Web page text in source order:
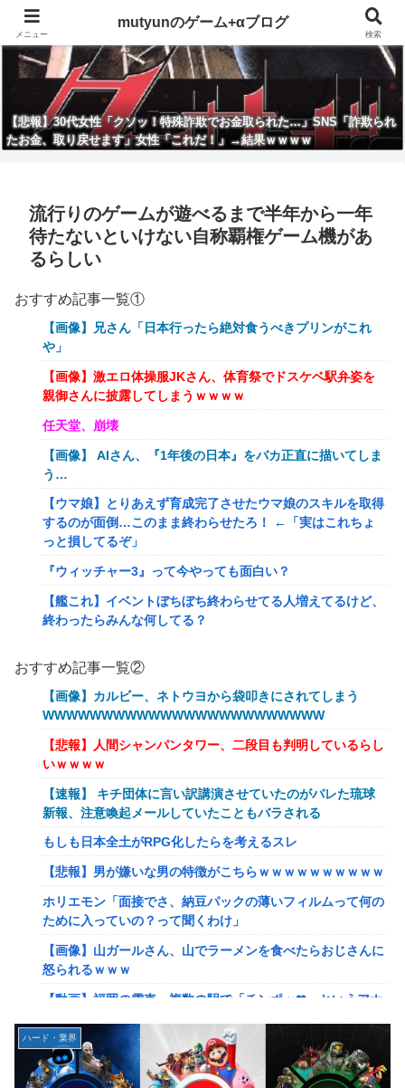
【悲報】30代女性「クソッ！特殊詐欺でお金取られた…」SNS「詐欺られ
たお金、取り戻せます」女性「これだ！」→結果ｗｗｗｗ
流行りのゲームが遊べるまで半年から一年
待たないといけない自称覇権ゲーム機があ
るらしい
おすすめ記事一覧①
【画像】兄さん「日本行ったら絶対食うべきプリンがこれ
や」
【画像】激エロ体操服JKさん、体育祭でドスケベ駅弁姿を
親御さんに披露してしまうｗｗｗｗ
任天堂、崩壊
【画像】 AIさん、『1年後の日本』をバカ正直に描いてしま
う…
【ウマ娘】とりあえず育成完了させたウマ娘のスキルを取得
するのが面倒…このまま終わらせたろ！ ←「実はこれちょ
っと損してるぞ」
『ウィッチャー3』って今やっても面白い？
【艦これ】イベントぼちぼち終わらせてる人増えてるけど、
終わったらみんな何してる？
【艦これ】けーかいじん 他
【艦これ】水着川内さん 他
洋服の青山、空調ウェアを発売ｗｗｗｗｗｗ
女「43億円注文して………キャンセルっと！」←こいつの目
的
【驚愕】マチアプで会った外国人からまさかの『こう』言わ
れたんやがこれワイ詰みか？？？？？？？
【動画】手術中に熊本地震直撃やばすぎる
避難所にベッドがない！と文句たらたらだった左派、実際に
避難所にベッドが搬入されてしまった結果……
『ドラクエの面白さのピークははがねのつるぎ買った時』←
これ
【韓日共同調査】「日本に良い印象」の韓国人54.3％ 13年
【スト6】竹内ジョン選手「どう考えても調整の時期がおか
しい。大会の真っただ中にコンセプトが変わるほどの調整、
大会が終わった後は微調整。趣旨が一貫してない」
おすすめ記事一覧②
【画像】カルビー、ネトウヨから袋叩きにされてしまう
WWWWWWWWWWWWWWWWWWWWWWWW
【悲報】人間シャンパンタワー、二段目も判明しているらし
いｗｗｗｗ
【速報】 キチ団体に言い訳講演させていたのがバレた琉球
新報、注意喚起メールしていたこともバラされる
もしも日本全土がRPG化したらを考えるスレ
【悲報】男が嫌いな男の特徴がこちらｗｗｗｗｗｗｗｗｗｗ
ホリエモン「面接でさ、納豆パックの薄いフィルムって何の
ために入っていの？って聞くわけ」
【画像】山ガールさん、山でラーメンを食べたらおじさんに
怒られるｗｗｗ
【動画】福岡の電車、複数の駅で「チンポッ❤」というアナ
【悲報】ショートスリーパー堀さん、対面で高須幹弥にブチ
ギレるｗｗｗｗ
ハード・業界
メニュー
mutyunのゲーム+αブログ
検索